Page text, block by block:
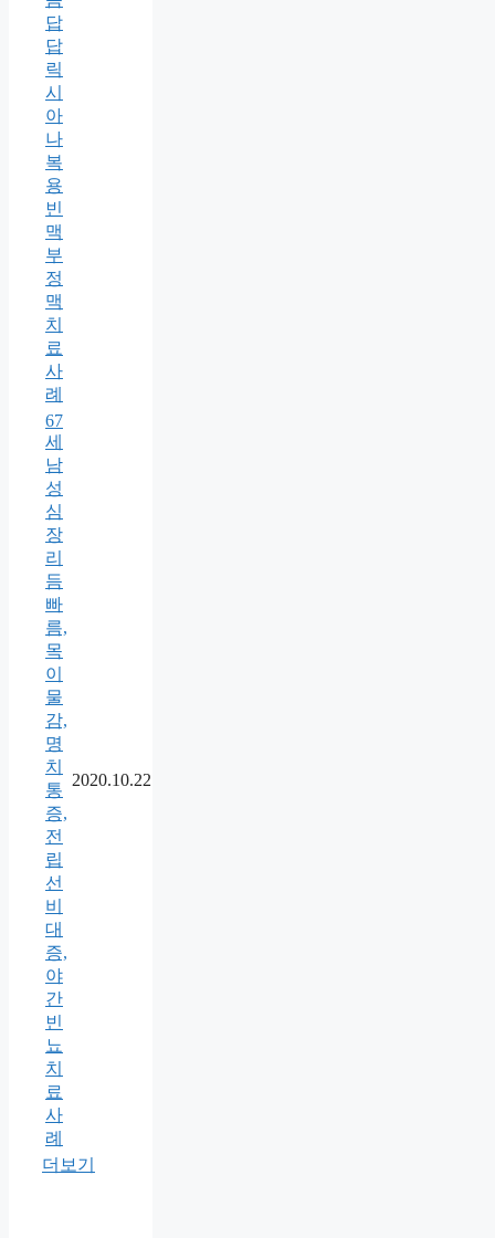
답
답
릭
시
아
나
복
용
빈
맥
부
정
맥
치
료
사
례
67
세
남
성
심
장
리
듬
빠
름,
목
이
물
감,
명
치
통
증,
전
립
선
비
대
증,
야
간
빈
뇨
치
료
사
례
2020.10.22
더보기